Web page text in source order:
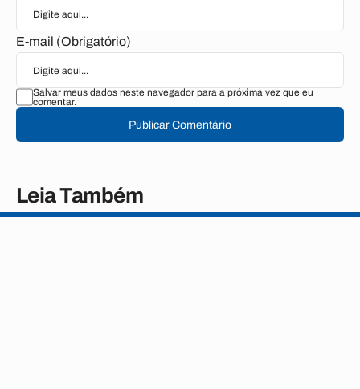
E-mail (Obrigatório)
Salvar meus dados neste navegador para a próxima vez que eu
comentar.
Publicar Comentário
Leia Também